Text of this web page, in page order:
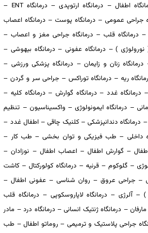
درمانگاه اورولوژی – درمانگاه اطفال – درمانگاه ارتوپدی – درمانگاه ENT –
جراحی عمومی – درمانگاه پوست – درمانگاه اعصاب
درمانگاه قلب – درمانگاه جراحی مغز و اعصاب –
) – درمانگاه عفونی – درمانگاه بیهوشی –
درمانگاه زنان و زایمان – درمانگاه پزشکی ورزشی –
ریه – درمانگاه توراکس – جراحی سر و گردن –
غدد – درمانگاه گوارش – درمانگاه کلیه –
– درمانگاه ایمونولوژی – واکسیناسیون – تنظیم
درمانگاه دندانپزشکی – کلنیک چاقی – اطفال غدد –
داخلی – طب فیزیکی و توان بخشی – طب کار –
– گوارش اطفال – اعصاب اطفال – نوزادان –
– گلوکوم – قرنیه – درمانگاه کولورکتال – کاشت
– جراحی عروق – روان شناسی – عفونی اطفال –
آلرژی – درمانگاه لاپاروسکوپی – درمانگاه قلب
– درمانگاه ژنتیک انسانی – درمانگاه درد – مادر
جراحی پلاستیک و ترمیمی – روماتو اطفال – طب